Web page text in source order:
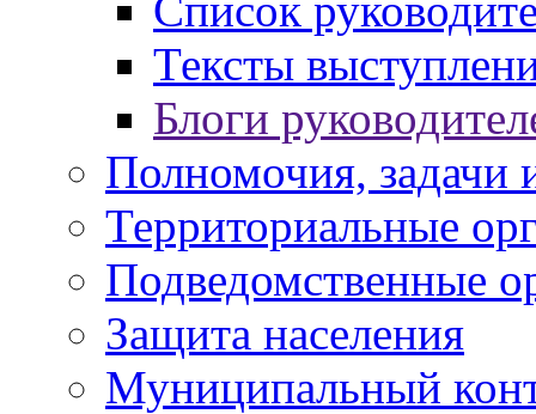
Тексты
Блоги
Полномочия, задачи
Территориальные
Подведомственные
Защита населения
Муниципальный